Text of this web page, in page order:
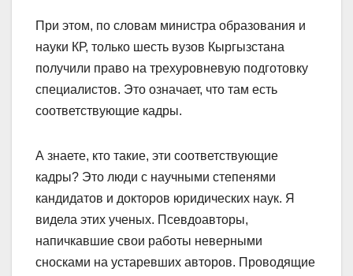
При этом, по словам министра образования и
науки КР, только шесть вузов Кыргызстана
получили право на трехуровневую подготовку
специалистов. Это означает, что там есть
соответствующие кадры.
А знаете, кто такие, эти соответствующие
кадры? Это люди с научными степенями
кандидатов и докторов юридических наук. Я
видела этих ученых. Псевдоавторы,
напичкавшие свои работы неверными
сносками на устаревших авторов. Проводящие